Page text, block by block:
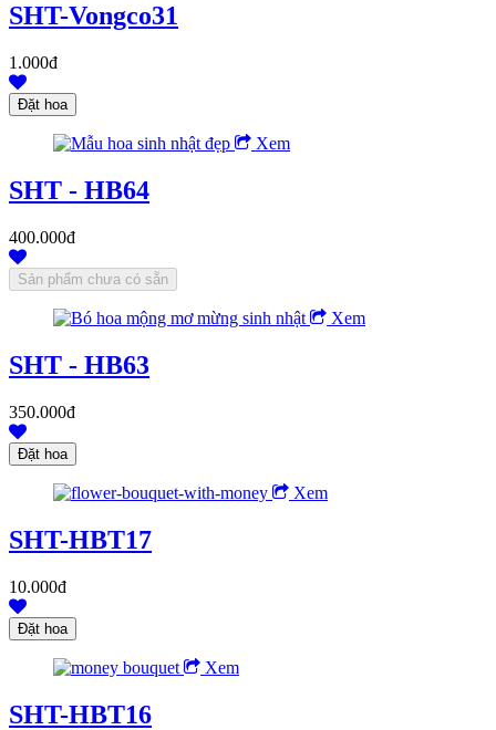
SHT-Vongco31
1.000đ
Xem
SHT - HB64
400.000đ
Xem
SHT - HB63
350.000đ
Xem
SHT-HBT17
10.000đ
Xem
SHT-HBT16